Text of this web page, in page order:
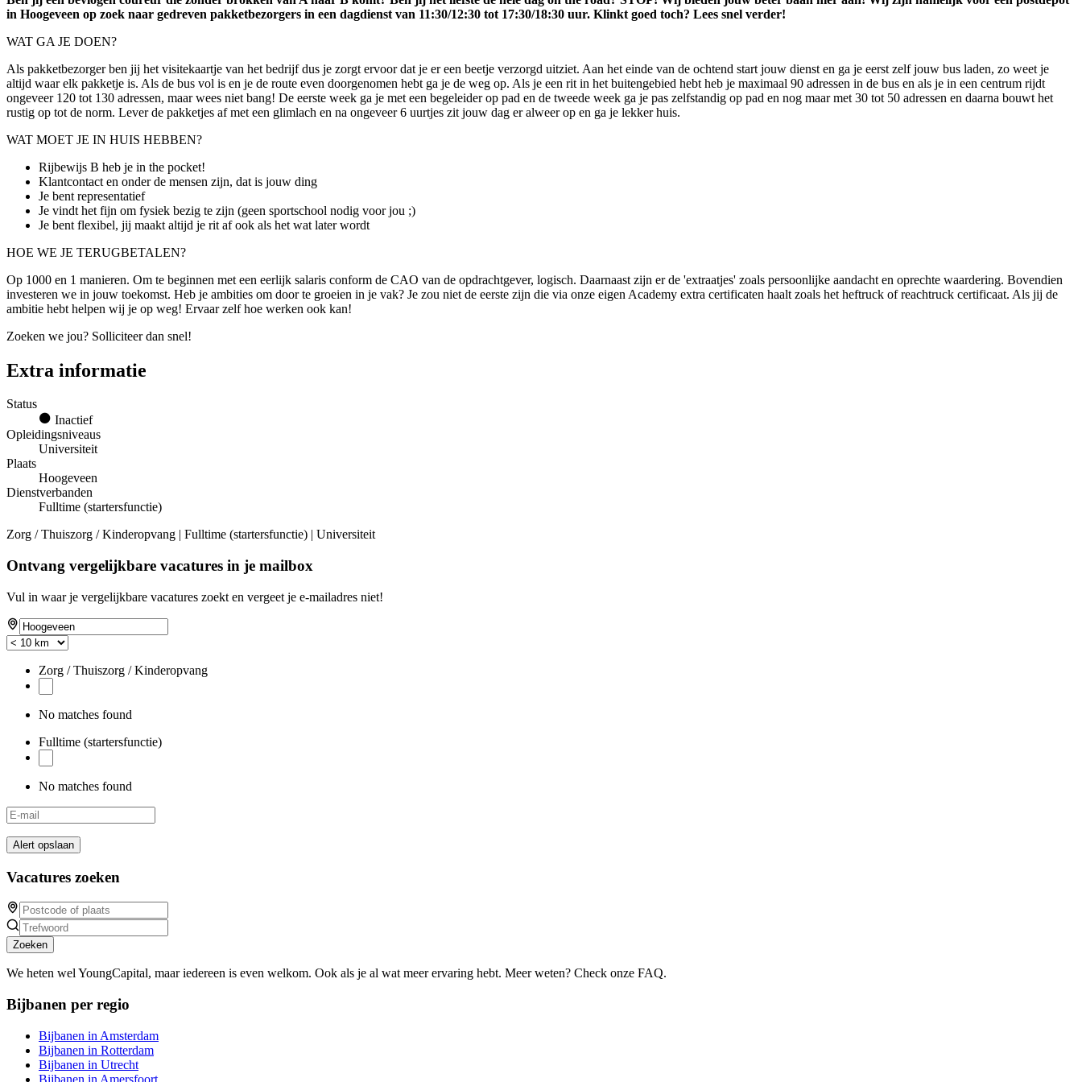
in Hoogeveen op zoek naar gedreven pakketbezorgers in een dagdienst van 11:30/12:30 tot 17:30/18:30 uur. Klinkt goed toch? Lees snel verder!
WAT GA JE DOEN?
Als pakketbezorger ben jij het visitekaartje van het bedrijf dus je zorgt ervoor dat je er een beetje verzorgd uitziet. Aan het einde van de ochtend start jouw dienst en ga je eerst zelf jouw bus laden, zo weet je
altijd waar elk pakketje is. Als de bus vol is en je de route even doorgenomen hebt ga je de weg op. Als je een rit in het buitengebied hebt heb je maximaal 90 adressen in de bus en als je in een centrum rijdt
ongeveer 120 tot 130 adressen, maar wees niet bang! De eerste week ga je met een begeleider op pad en de tweede week ga je pas zelfstandig op pad en nog maar met 30 tot 50 adressen en daarna bouwt het
rustig op tot de norm. Lever de pakketjes af met een glimlach en na ongeveer 6 uurtjes zit jouw dag er alweer op en ga je lekker huis.
WAT MOET JE IN HUIS HEBBEN?
Rijbewijs B heb je in the pocket!
Klantcontact en onder de mensen zijn, dat is jouw ding
Je bent representatief
Je vindt het fijn om fysiek bezig te zijn (geen sportschool nodig voor jou ;)
Je bent flexibel, jij maakt altijd je rit af ook als het wat later wordt
HOE WE JE TERUGBETALEN?
Op 1000 en 1 manieren. Om te beginnen met een eerlijk salaris conform de CAO van de opdrachtgever, logisch. Daarnaast zijn er de 'extraatjes' zoals persoonlijke aandacht en oprechte waardering. Bovendien
investeren we in jouw toekomst. Heb je ambities om door te groeien in je vak? Je zou niet de eerste zijn die via onze eigen Academy extra certificaten haalt zoals het heftruck of reachtruck certificaat. Als jij de
ambitie hebt helpen wij je op weg! Ervaar zelf hoe werken ook kan!
Zoeken we jou? Solliciteer dan snel!
Extra informatie
Status
Inactief
Opleidingsniveaus
Universiteit
Plaats
Hoogeveen
Dienstverbanden
Fulltime (startersfunctie)
Zorg / Thuiszorg / Kinderopvang | Fulltime (startersfunctie) | Universiteit
Ontvang vergelijkbare vacatures in je mailbox
Vul in waar je vergelijkbare vacatures zoekt en vergeet je e-mailadres niet!
Zorg / Thuiszorg / Kinderopvang
No matches found
Fulltime (startersfunctie)
No matches found
Alert opslaan
Vacatures zoeken
Zoeken
We heten wel YoungCapital, maar iedereen is even welkom. Ook als je al wat meer ervaring hebt. Meer weten? Check onze FAQ.
Bijbanen per regio
Bijbanen in Amsterdam
Bijbanen in Rotterdam
Bijbanen in Utrecht
Bijbanen in Amersfoort